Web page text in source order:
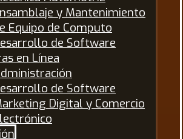
y Mantenimiento
Equipo de Computo
de Software
en Línea
de Software
Digital y Comercio